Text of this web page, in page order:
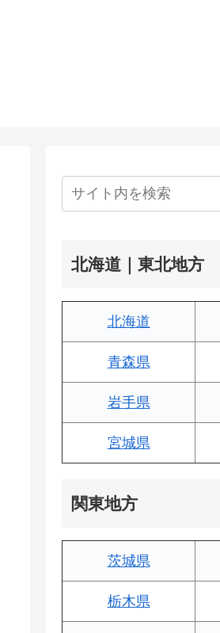
北海道｜東北地方
北海道
青森県
岩手県
宮城県
関東地方
茨城県
栃木県